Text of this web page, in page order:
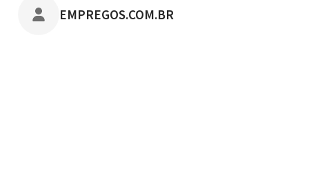
POSTADO POR
EMPREGOS.COM.BR